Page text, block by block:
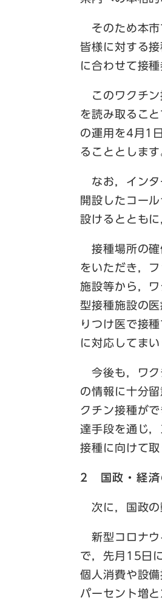
そのため本市
皆様に対する
に合わせて接
このワクチン
を読み取るこ
の運用を4月1
ることとします
なお，インタ
開設したコー
設けるととも
接種場所の確
をいただき，
施設等から，
型接種施設の
りつけ医で接
に対応してまい
今後も，ワク
の情報に十分
クチン接種が
達手段を通じ
接種に向けて取
2 国政・経済
次に，国政の
新型コロナウ
で，先月15日
個人消費や設
パーセント増